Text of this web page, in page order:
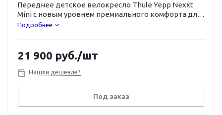
Переднее детское велокресло Thule Yepp Nexxt
Mini с новым уровнем премиального комфорта для
детей весом до 15 кг.
Подробнее
21 900 руб./шт
Нашли дешевле?
Под заказ